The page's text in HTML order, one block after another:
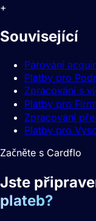
+
Související
Párování
Platby pro
Zpracování s
Platby pro
Zpracování
Platby pro
Začněte s Cardflo
Jste
plateb?